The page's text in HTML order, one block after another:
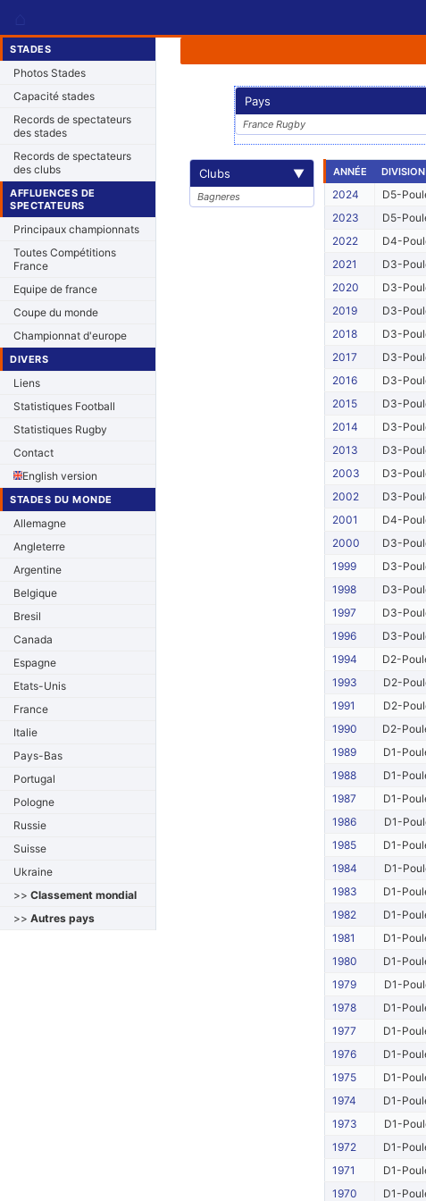
STADES
Photos Stades
Capacité stades
Records de spectateurs
des stades
Records de spectateurs
des clubs
AFFLUENCES DE
SPECTATEURS
Principaux championnats
Toutes Compétitions
France
Equipe de france
Coupe du monde
Championnat d'europe
DIVERS
Liens
Statistiques Football
Statistiques Rugby
Contact
English version
STADES DU MONDE
Allemagne
Angleterre
Argentine
Belgique
Bresil
Canada
Espagne
Etats-Unis
France
Italie
Pays-Bas
Portugal
Pologne
Russie
Suisse
Ukraine
>> Classement mondial
>> Autres pays
Pays
France Rugby
Clubs ▼
Bagneres
ANNÉE DIVISION
2024
D5-
2023
D5-
2022
D4-
2021
D3-
2020
D3-
2019
D3-
2018
D3-
2017
D3-
2016
D3-
2015
D3-
2014
D3-
2013
D3-
2003
D3-
2002
D3-
2001
D4-
2000
D3-
1999
D3-
1998
D3-
1997
D3-
1996
D3-
1994
D2-
1993
D2-
1991
D2-
1990
D2-
1989
D1-
1988
D1-
1987
D1-
1986
D1-
1985
D1-
1984
D1-
1983
D1-
1982
D1-
1981
D1-
1980
D1-
1979
D1-
1978
D1-
1977
D1-
1976
D1-
1975
D1-
1974
D1-
1973
D1-
1972
D1-
1971
D1-
1970
D1-